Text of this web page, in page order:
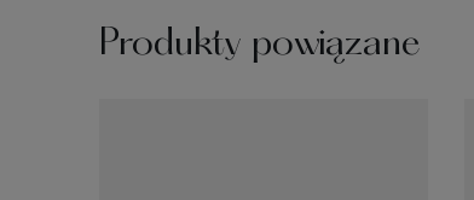
Produkty powiązane